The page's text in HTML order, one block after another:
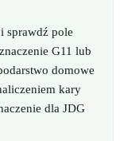
sprawdź pole
G11 lub
domowe
kary
dla JDG